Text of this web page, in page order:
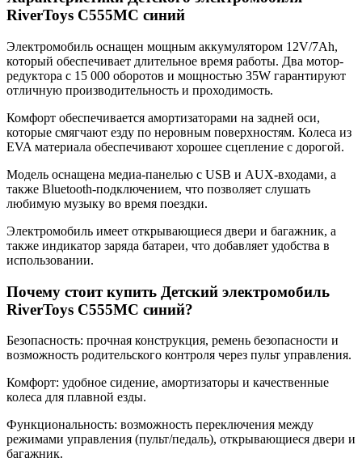
RiverToys C555MC синий
Электромобиль оснащен мощным аккумулятором 12V/7Ah,
который обеспечивает длительное время работы. Два мотор-
редуктора с 15 000 оборотов и мощностью 35W гарантируют
отличную производительность и проходимость.
Комфорт обеспечивается амортизаторами на задней оси,
которые смягчают езду по неровным поверхностям. Колеса из
EVA материала обеспечивают хорошее сцепление с дорогой.
Модель оснащена медиа-панелью с USB и AUX-входами, а
также Bluetooth-подключением, что позволяет слушать
любимую музыку во время поездки.
Электромобиль имеет открывающиеся двери и багажник, а
также индикатор заряда батареи, что добавляет удобства в
использовании.
Почему стоит купить Детский электромобиль
RiverToys C555MC синий?
Безопасность: прочная конструкция, ремень безопасности и
возможность родительского контроля через пульт управления.
Комфорт: удобное сидение, амортизаторы и качественные
колеса для плавной езды.
Функциональность: возможность переключения между
режимами управления (пульт/педаль), открывающиеся двери и
багажник.